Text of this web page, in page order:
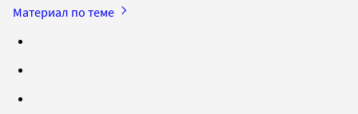
Материал по теме